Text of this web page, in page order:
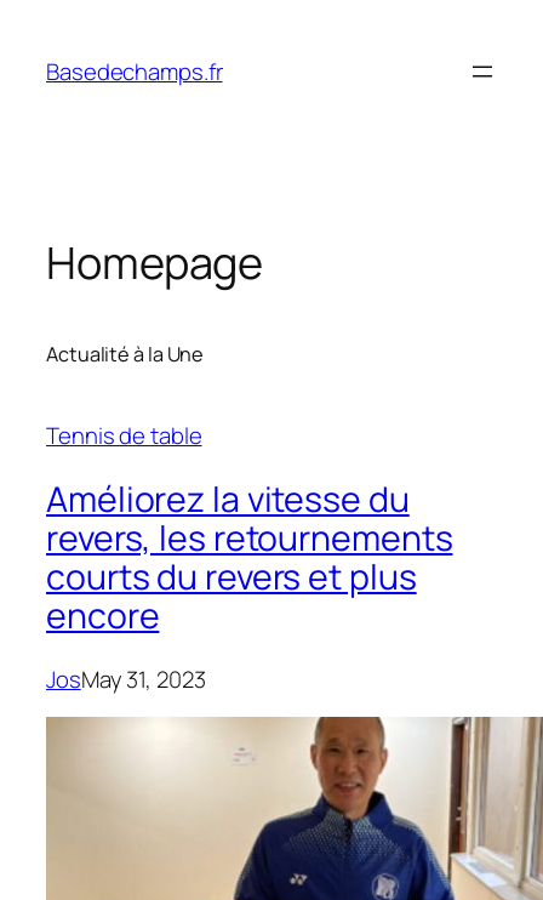
content
Basedechamps.fr
Homepage
Actualité à la Une
Tennis de table
Améliorez la vitesse du
revers, les retournements
courts du revers et plus
encore
JosMay 31, 2023